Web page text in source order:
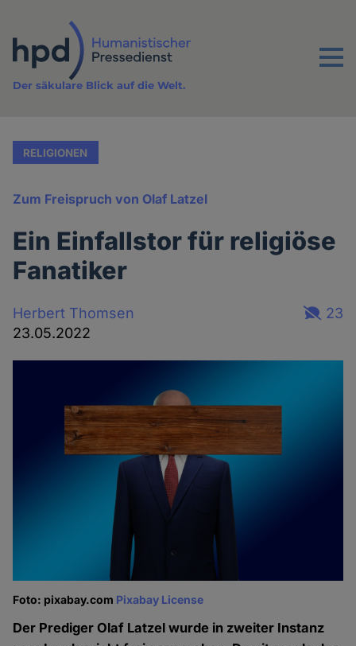
Inhalt
Menu
Der säkulare Blick auf die Welt.
RELIGIONEN
Zum Freispruch von Olaf Latzel
Ein Einfallstor für religiöse
Fanatiker
Herbert Thomsen
23.05.2022
23
Foto: pixabay.com Pixabay License
Der Prediger Olaf Latzel wurde in zweiter Instanz